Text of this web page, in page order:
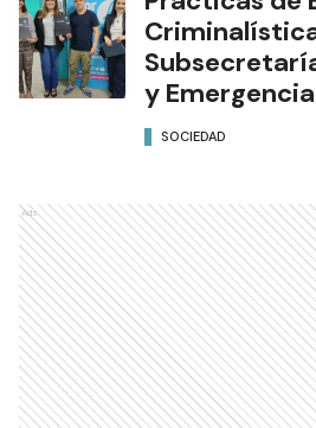
y Emergencia
SOCIEDAD
Ads